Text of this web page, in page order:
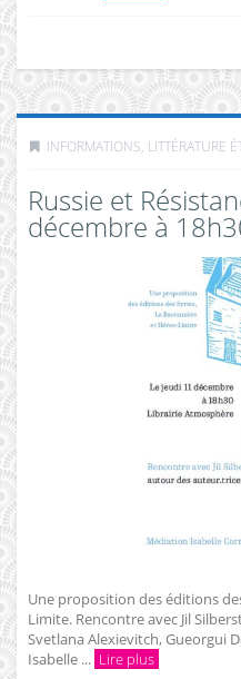
INFORMATIONS, LITTÉRATURE
Russie et
décembre à
Une proposition des éditions
Limite. Rencontre avec Jil
Svetlana Alexievitch, Gueorgui
Isabelle ... Lire plus